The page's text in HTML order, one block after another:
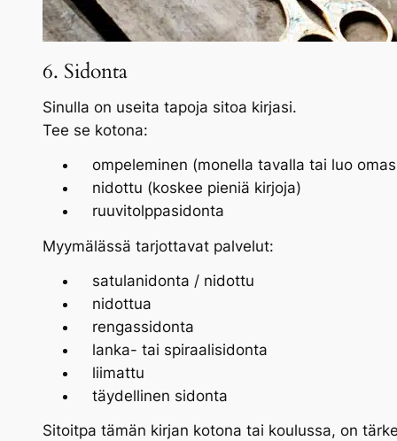
6. Sidonta
Sinulla on useita tapoja sitoa kirjasi.
Tee se kotona:
ompeleminen (monella tavalla tai luo
nidottu (koskee pieniä kirjoja)
ruuvitolppasidonta
Myymälässä tarjottavat palvelut:
satulanidonta / nidottu
nidottua
rengassidonta
lanka- tai spiraalisidonta
liimattu
täydellinen sidonta
Sitoitpa tämän kirjan kotona tai koulussa, on